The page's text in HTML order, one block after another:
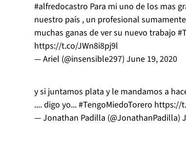
#alfredocastro Para mi uno de los mas
nuestro país , un profesional
muchas ganas de ver su nuevo trabajo
https://t.co/JWn8i8pj9l
— Ariel (@insensible297) June 19, 2020
y si juntamos plata y le mandamos a
.... digo yo...#TengoMiedoTorero https://
— Jonathan Padilla (@JonathanPadilla)